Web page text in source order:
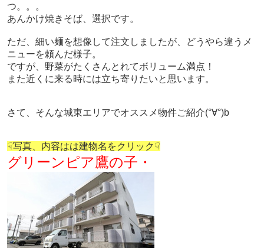
つ。。。
あんかけ焼きそば、選択です。
ただ、細い麺を想像して注文しましたが、どうやら違うメ
ニューを頼んだ様子。
ですが、野菜がたくさんとれてボリューム満点！
また近くに来る時には立ち寄りたいと思います。
さて、そんな城東エリアでオススメ物件ご紹介(°∀°)b
☟写真、内容はは建物名をクリック☟
グリーンピア鷹の子・